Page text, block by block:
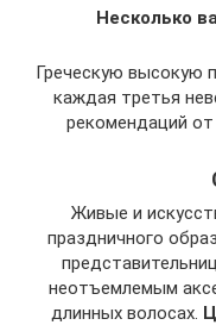
Несколько
Греческую высокую
каждая третья
рекомендаций
Живые и
праздничного
неотъемлемым
длинных волосах.